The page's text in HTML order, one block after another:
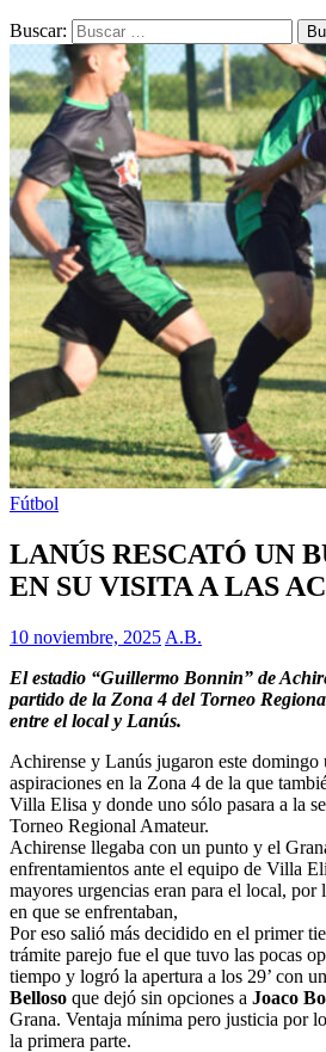
Buscar:
Fútbol
LANÚS RESCATÓ UN
EN SU VISITA A LAS
10 noviembre, 2025 A.B.
El estadio “Guillermo Bonnin” de
partido de la Zona 4 del Torneo
entre el local y Lanús.
Achirense y Lanús jugaron este domingo
aspiraciones en la Zona 4 de la que
Villa Elisa y donde uno sólo pasara a la
Torneo Regional Amateur.
Achirense llegaba con un punto y el
enfrentamientos ante el equipo de Villa
mayores urgencias eran para el local,
en que se enfrentaban,
Por eso salió más decidido en el primer
trámite parejo fue el que tuvo las pocas
tiempo y logró la apertura a los 29’ con
Belloso que dejó sin opciones a Joaco
Grana. Ventaja mínima pero justicia por
la primera parte.